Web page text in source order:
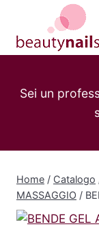
contenuto
Sei un
Home / Catalogo
MASSAGGIO /